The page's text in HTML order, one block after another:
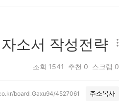
석 소서 작성전략
조회 1541 추천 0 스크랩 0
board_Gaxu94/4527061 주소복사